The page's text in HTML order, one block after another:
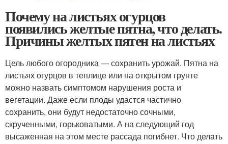
Почему на листьях огурцов
появились желтые пятна, что делать.
Причины желтых пятен на листьях
Цель любого огородника — сохранить урожай. Пятна на
листьях огурцов в теплице или на открытом грунте
можно назвать симптомом нарушения роста и
вегетации. Даже если плоды удастся частично
сохранить, они будут недостаточно сочными,
скрученными, горьковатыми. А на следующий год
высаженная на этом месте рассада погибнет. Что делать